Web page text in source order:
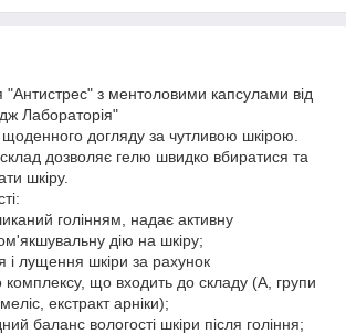
"Антистрес" з ментоловими капсулами від
Лабораторія"
догляду за чутливою шкірою.
дозволяє гелю швидко вбиратися та
шкіру.
голінням, надає активну
дію на шкіру;
і лущення шкіри за рахунок
комплексу, що входить до складу (А, групи
екстракт арніки);
баланс вологості шкіри після гоління;